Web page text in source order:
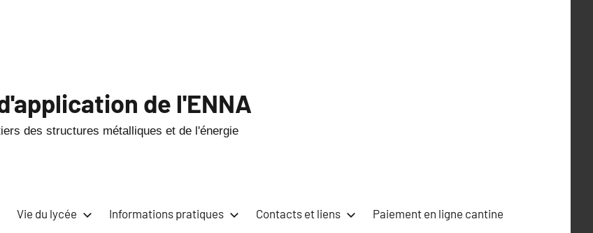
de l'ENNA
des structures métalliques et de l'énergie
Vie du lycée Informations pratiques Contacts et liens Paiement en ligne cantine